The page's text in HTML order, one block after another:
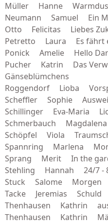
Müller Hanne
Neumann Samuel Ein
Otto Felicitas Liebes
Petretto Laura Es fährt
Ponick Amelie Hello
Pucher Katrin Das
Gänseblümchens
Roggendorf Lioba
Scheffler Sophie
Schillinger Eva-Maria
Schmerbauch
Schöpfel Viola
Spannring Marlena
Sprang Merit In the
Stehling Hannah 24/7 -
Stuck Salome Morgen
Tacke Jeremias Schuld
Thenhausen Kathrin
Thenhausen Kathrin